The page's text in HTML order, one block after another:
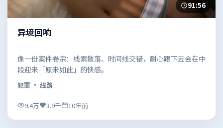
91:56
异境回响
像一份案件卷宗：线索散落、时间线交错，耐心跟下去会在中
段迎来「原来如此」的快感。
犯罪 · 线路
9.4万 3.9千 10年前